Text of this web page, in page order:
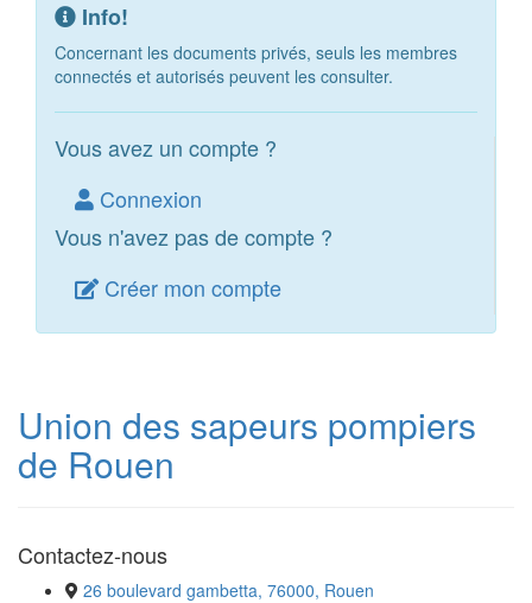
Info!
Concernant les documents privés, seuls les membres
connectés et autorisés peuvent les consulter.
Vous avez un compte ?
Connexion
Vous n'avez pas de compte ?
Créer mon compte
Union des sapeurs pompiers
de Rouen
Contactez-nous
26 boulevard gambetta, 76000, Rouen